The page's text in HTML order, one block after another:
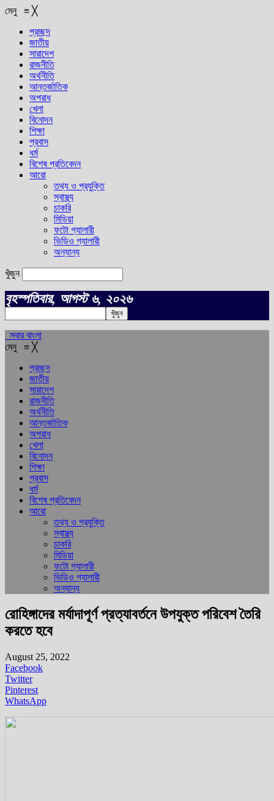
মেনু ≡ ╳
প্রচ্ছদ
জাতীয়
সারাদেশ
রাজনীতি
অর্থনীতি
আন্তর্জাতিক
অপরাধ
খেলা
বিনোদন
শিক্ষা
প্রবাস
ধর্ম
বিশেষ প্রতিবেদন
আরো
তথ্য ও প্রযুক্তি
স্বাস্থ্য
চাকরি
মিডিয়া
ফটো গ্যালারী
ভিডিও গ্যালারী
অন্যান্য
খুঁজুন
বৃহস্পতিবার, আগস্ট ৬, ২০২৬
সবার বাংলা
মেনু ≡ ╳
প্রচ্ছদ
জাতীয়
সারাদেশ
রাজনীতি
অর্থনীতি
আন্তর্জাতিক
অপরাধ
খেলা
বিনোদন
শিক্ষা
প্রবাস
ধর্ম
বিশেষ প্রতিবেদন
আরো
তথ্য ও প্রযুক্তি
স্বাস্থ্য
চাকরি
মিডিয়া
ফটো গ্যালারী
ভিডিও গ্যালারী
অন্যান্য
রোহিঙ্গাদের মর্যাদাপূর্ণ প্রত্যাবর্তনে উপযুক্ত পরিবেশ তৈরি
করতে হবে
August 25, 2022
Facebook
Twitter
Pinterest
WhatsApp